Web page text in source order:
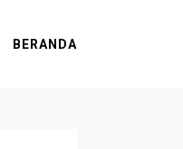
BERANDA